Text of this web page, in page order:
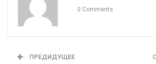
0 Comments
ПРЕДИДУЩЕЕ